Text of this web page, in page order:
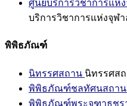
ศูนย์บริการวิชาการแห่
บริการวิชาการแห่งจุฬ
พิพิธภัณฑ์
นิทรรศสถาน นิทรรศส
พิพิธภัณฑ์ชลทัศนสถาน
พิพิธภัณฑ์พระจุฑาธุชร